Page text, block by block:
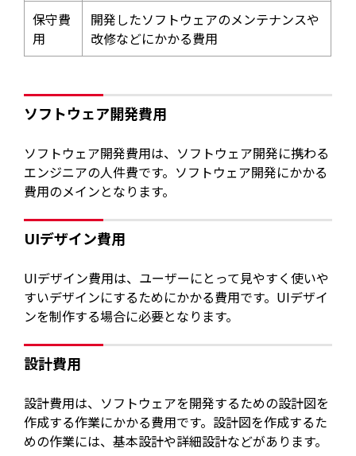
保守費
用
開発したソフトウェアのメンテナンスや
改修などにかかる費用
ソフトウェア開発費用
ソフトウェア開発費用は、ソフトウェア開発に携わる
エンジニアの人件費です。ソフトウェア開発にかかる
費用のメインとなります。
UIデザイン費用
UIデザイン費用は、ユーザーにとって見やすく使いや
すいデザインにするためにかかる費用です。UIデザイ
ンを制作する場合に必要となります。
設計費用
設計費用は、ソフトウェアを開発するための設計図を
作成する作業にかかる費用です。設計図を作成するた
めの作業には、基本設計や詳細設計などがあります。